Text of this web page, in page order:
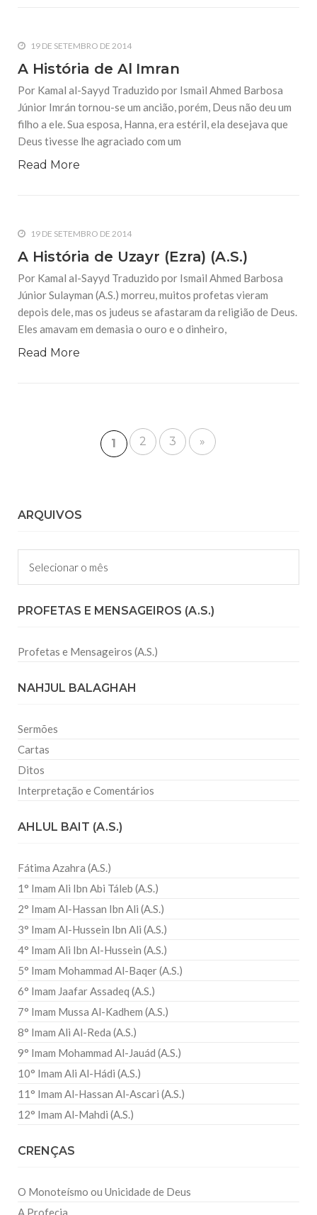
19 DE SETEMBRO DE 2014
A História de Al Imran
Por Kamal al-Sayyd Traduzido por Ismail Ahmed Barbosa
Júnior Imrán tornou-se um ancião, porém, Deus não deu um
filho a ele. Sua esposa, Hanna, era estéril, ela desejava que
Deus tivesse lhe agraciado com um
Read More
19 DE SETEMBRO DE 2014
A História de Uzayr (Ezra) (A.S.)
Por Kamal al-Sayyd Traduzido por Ismail Ahmed Barbosa
Júnior Sulayman (A.S.) morreu, muitos profetas vieram
depois dele, mas os judeus se afastaram da religião de Deus.
Eles amavam em demasia o ouro e o dinheiro,
Read More
1 2 3 »
ARQUIVOS
Arquivos
PROFETAS E MENSAGEIROS (A.S.)
Profetas e Mensageiros (A.S.)
NAHJUL BALAGHAH
Sermões
Cartas
Ditos
Interpretação e Comentários
AHLUL BAIT (A.S.)
Fátima Azahra (A.S.)
1° Imam Ali Ibn Abi Táleb (A.S.)
2° Imam Al-Hassan Ibn Ali (A.S.)
3° Imam Al-Hussein Ibn Ali (A.S.)
4° Imam Ali Ibn Al-Hussein (A.S.)
5° Imam Mohammad Al-Baqer (A.S.)
6° Imam Jaafar Assadeq (A.S.)
7° Imam Mussa Al-Kadhem (A.S.)
8° Imam Ali Al-Reda (A.S.)
9° Imam Mohammad Al-Jauád (A.S.)
10° Imam Ali Al-Hádi (A.S.)
11° Imam Al-Hassan Al-Ascari (A.S.)
12° Imam Al-Mahdi (A.S.)
CRENÇAS
O Monoteísmo ou Unicidade de Deus
A Profecia